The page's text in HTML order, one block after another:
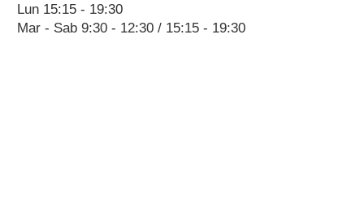
Lun 15:15 - 19:30
Mar - Sab 9:30 - 12:30 / 15:15 - 19:30